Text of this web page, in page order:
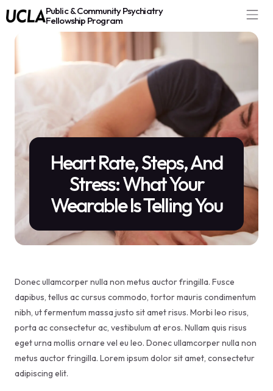
Public & Community Psychiatry
Fellowship Program
Heart Rate, Steps, And
Stress: What Your
Wearable Is Telling You
Donec ullamcorper nulla non metus auctor fringilla. Fusce
dapibus, tellus ac cursus commodo, tortor mauris condimentum
nibh, ut fermentum massa justo sit amet risus. Morbi leo risus,
porta ac consectetur ac, vestibulum at eros. Nullam quis risus
eget urna mollis ornare vel eu leo. Donec ullamcorper nulla non
metus auctor fringilla. Lorem ipsum dolor sit amet, consectetur
adipiscing elit.